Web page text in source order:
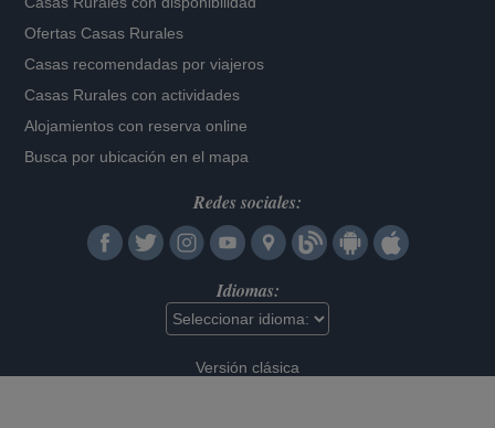
Ofertas Casas Rurales
Casas recomendadas por viajeros
Casas Rurales con actividades
Alojamientos con reserva online
Busca por ubicación en el mapa
Redes sociales:
Idiomas:
Versión clásica